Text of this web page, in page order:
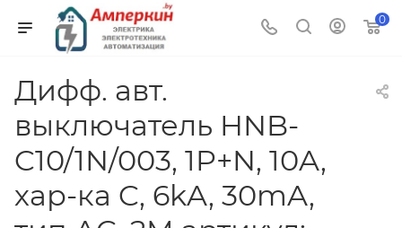
0
Дифф. авт.
выключатель HNB-
C10/1N/003, 1P+N, 10A,
хар-ка C, 6kA, 30mA,